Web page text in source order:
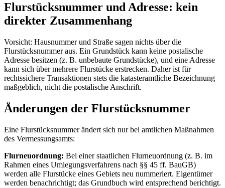
Flurstücksnummer und Adresse: kein
direkter Zusammenhang
Vorsicht: Hausnummer und Straße sagen nichts über die
Flurstücksnummer aus. Ein Grundstück kann keine postalische
Adresse besitzen (z. B. unbebaute Grundstücke), und eine Adresse
kann sich über mehrere Flurstücke erstrecken. Daher ist für
rechtssichere Transaktionen stets die katasteramtliche Bezeichnung
maßgeblich, nicht die postalische Anschrift.
Änderungen der Flurstücksnummer
Eine Flurstücksnummer ändert sich nur bei amtlichen Maßnahmen
des Vermessungsamts:
Flurneuordnung: Bei einer staatlichen Flurneuordnung (z. B. im
Rahmen eines Umlegungsverfahrens nach §§ 45 ff. BauGB)
werden alle Flurstücke eines Gebiets neu nummeriert. Eigentümer
werden benachrichtigt; das Grundbuch wird entsprechend berichtigt.